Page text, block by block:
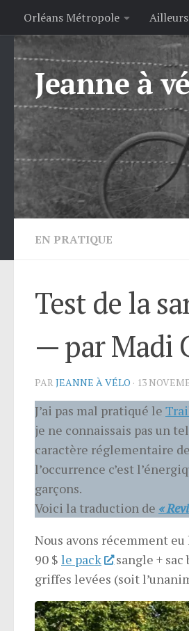
Skip to content
Orléans Métropole Ailleurs
Jeanne à
EN PRATIQUE
Test de la
— par Madi
PAR JEANNE À VÉLO · 13
J’ai pas mal pratiqué le
je ne connaissais pas un
caractère réglementaire
l’occurrence c’est
garçons.
Voici la traduction de «
Nous avons récemment
90 $ le pack
sangle + sac
griffes levées (soit